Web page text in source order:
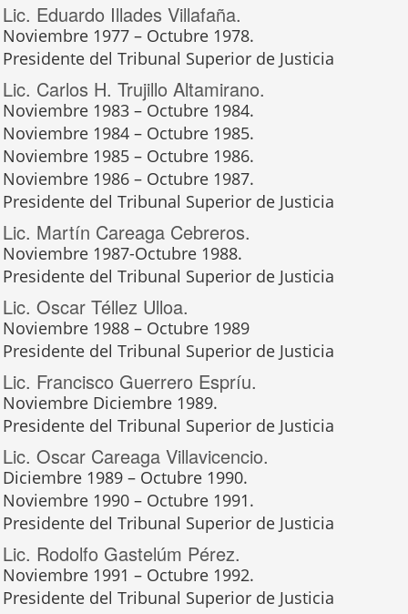
Lic. Eduardo Illades Villafaña.
Noviembre 1977 – Octubre 1978.
Presidente del Tribunal Superior de Justicia
Lic. Carlos H. Trujillo Altamirano.
Noviembre 1983 – Octubre 1984.
Noviembre 1984 – Octubre 1985.
Noviembre 1985 – Octubre 1986.
Noviembre 1986 – Octubre 1987.
Presidente del Tribunal Superior de Justicia
Lic. Martín Careaga Cebreros.
Noviembre 1987-Octubre 1988.
Presidente del Tribunal Superior de Justicia
Lic. Oscar Téllez Ulloa.
Noviembre 1988 – Octubre 1989
Presidente del Tribunal Superior de Justicia
Lic. Francisco Guerrero Espríu.
Noviembre Diciembre 1989.
Presidente del Tribunal Superior de Justicia
Lic. Oscar Careaga Villavicencio.
Diciembre 1989 – Octubre 1990.
Noviembre 1990 – Octubre 1991.
Presidente del Tribunal Superior de Justicia
Lic. Rodolfo Gastelúm Pérez.
Noviembre 1991 – Octubre 1992.
Presidente del Tribunal Superior de Justicia